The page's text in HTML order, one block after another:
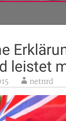
leistet
netnrd